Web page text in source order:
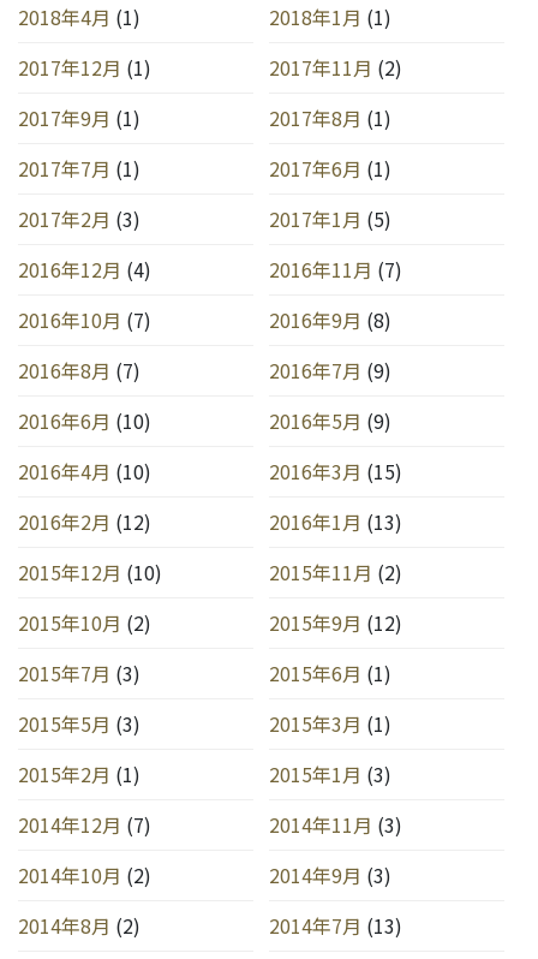
2018年4月 (1) 2018年1月 (1)
2017年12月 (1) 2017年11月 (2)
2017年9月 (1) 2017年8月 (1)
2017年7月 (1) 2017年6月 (1)
2017年2月 (3) 2017年1月 (5)
2016年12月 (4) 2016年11月 (7)
2016年10月 (7) 2016年9月 (8)
2016年8月 (7) 2016年7月 (9)
2016年6月 (10) 2016年5月 (9)
2016年4月 (10) 2016年3月 (15)
2016年2月 (12) 2016年1月 (13)
2015年12月 (10) 2015年11月 (2)
2015年10月 (2) 2015年9月 (12)
2015年7月 (3) 2015年6月 (1)
2015年5月 (3) 2015年3月 (1)
2015年2月 (1) 2015年1月 (3)
2014年12月 (7) 2014年11月 (3)
2014年10月 (2) 2014年9月 (3)
2014年8月 (2) 2014年7月 (13)